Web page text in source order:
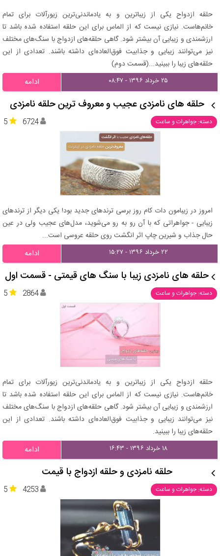
حلقه ازدواح یکی از زیباترین و به یادماندنی‌ترین زیورآلات برای تمام
خانم‌هاست. نیازی نیست که از الماس برای این حلقه استفاده شده باشد تا
ارزشمندی و زیبایی آن بیشتر شود. گاهی حلقه‌های ازدواج با سنگ‌های مختلف
نیز می‌توانند زیبایی و جذابیت فوق‌العاده‌ای داشته باشند. تعدادی از این
حلقه‌های زیبا را ببینید...(قسمت دوم)
۲۵ خرداد ۱۳۹۶ - ۰۸:۴۷ ادامه
حلقه های نامزدی عجیب و معروف ترین حلقه نامزدی
دسته: جواهرات و ساعت 5 6724
امروز در زیبامون دات کام روز برسی ترندهای جدید بود! یکی دیگر از ترندهای
زیبایی - جواهراتی که با آن رو به رو می‌شوید، مدل‌های عجیب ولی در عین
حال جذاب و شیرین چاپ اثر انگشت روی حلقه عروسی است...
۲۲ خرداد ۱۳۹۶ - ۱۵:۲۷ ادامه
حلقه های نامزدی زیبا با سنگ های قیمتی - قسمت اول
دسته: جواهرات و ساعت 5 2864
حلقه ازدواح یکی از زیباترین و به یادماندنی‌ترین زیورآلات برای تمام
خانم‌هاست. نیازی نیست که از الماس برای این حلقه استفاده شده باشد تا
ارزشمندی و زیبایی آن بیشتر شود. گاهی حلقه‌های ازدواج با سنگ‌های مختلف
نیز می‌توانند زیبایی و جذابیت فوق‌العاده‌ای داشته باشند. تعدادی از این
حلقه‌های زیبا را ببینید.
۱۸ خرداد ۱۳۹۶ - ۱۶:۴۳ ادامه
حلقه نامزدی و حلقه ازدواج با قیمت
دسته: جواهرات و ساعت 5 4253